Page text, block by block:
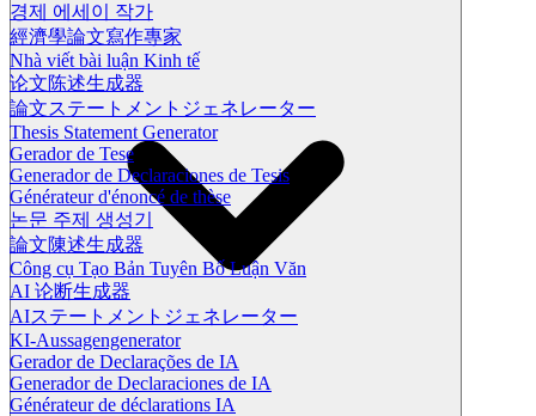
경제 에세이 작가
經濟學論文寫作專家
Nhà viết bài luận Kinh tế
论文陈述生成器
論文ステートメントジェネレーター
Thesis Statement Generator
Gerador de Tese
Generador de Declaraciones de Tesis
Générateur d'énoncé de thèse
논문 주제 생성기
論文陳述生成器
Công cụ Tạo Bản Tuyên Bố Luận Văn
AI 论断生成器
AIステートメントジェネレーター
KI-Aussagengenerator
Gerador de Declarações de IA
Generador de Declaraciones de IA
Générateur de déclarations IA